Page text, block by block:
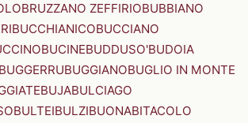
BRUZZANO ZEFFIRIOBUBBIANO
BUCCHIANICOBUCCIANO
BUCINEBUDDUSO'BUDOIA
BUGGERRUBUGGIANOBUGLIO IN MONTE
BUJABULCIAGO
BULTEIBULZIBUONABITACOLO